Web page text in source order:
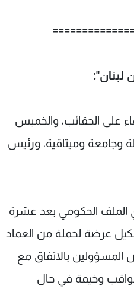
لبنان":
على الحقائب، والخميس
وجامعة وميثاقية، ورئيس
الحكومي بعد عشرة
عرضة لحملة من العماد
بالاتفاق مع
وخيمة في حال